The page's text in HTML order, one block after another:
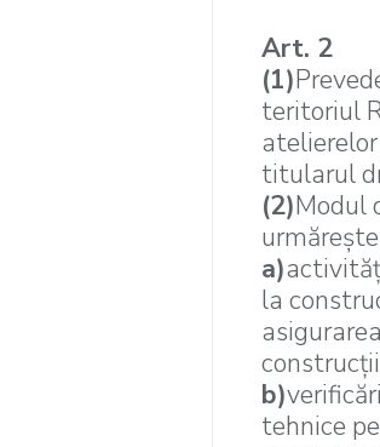
Art. 2
(1)
teritoriul
titularul
(2)Modul
a)
la
b)
tehnice